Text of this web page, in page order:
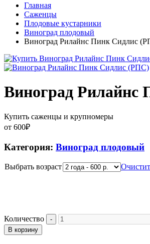
Главная
Саженцы
Плодовые кустарники
Виноград плодовый
Виноград Рилайнс Пинк Сидлис
Виноград
Купить саженцы и крупномеры
от 600₽
Категория: Виноград плодовый
Выбрать возраст
Количество
В корзину